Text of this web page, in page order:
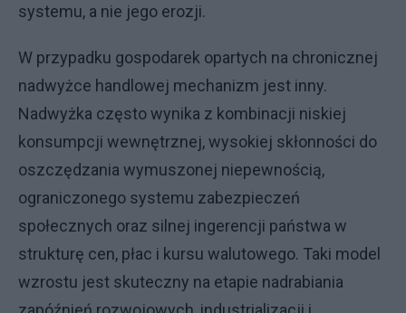
systemu, a nie jego erozji.
W przypadku gospodarek opartych na chronicznej
nadwyżce handlowej mechanizm jest inny.
Nadwyżka często wynika z kombinacji niskiej
konsumpcji wewnętrznej, wysokiej skłonności do
oszczędzania wymuszonej niepewnością,
ograniczonego systemu zabezpieczeń
społecznych oraz silnej ingerencji państwa w
strukturę cen, płac i kursu walutowego. Taki model
wzrostu jest skuteczny na etapie nadrabiania